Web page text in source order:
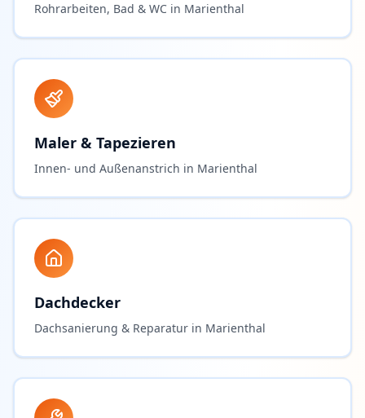
Rohrarbeiten, Bad & WC in Marienthal
Maler & Tapezieren
Innen- und Außenanstrich in Marienthal
Dachdecker
Dachsanierung & Reparatur in Marienthal